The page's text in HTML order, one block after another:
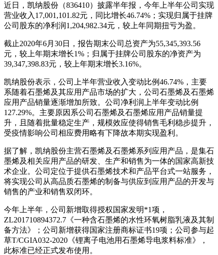
近日，凯纳股份（836410）披露半年报，今年上半年公司实现
营业收入17,001,101.82元，同比增长46.74%；实现归属于挂牌
公司股东的净利润1,204,982.34元，较上年同期扭亏为盈。
截止2020年6月30日，报告期末公司总资产为55,345,393.56
元，较上年期末增长1%；归属于挂牌公司股东的净资产为
39,347,398.83元，较上年期末增长3.16%。
凯纳股份表示，公司上半年营业收入变动比例46.74%，主要
系随着石墨烯及其应用产品市场的扩大，公司石墨烯及石墨烯
应用产品销量逐渐增加所致。公司净利润上半年变动比例
127.29%。主要原因系公司石墨烯及石墨烯应用产品销量提
升，且随着批量稳定生产，规模效应使得销售毛利稳步提升，
受疫情影响公司相应费用略有下降故本期实现盈利。
据了解，凯纳股份主营石墨烯及石墨烯系列应用产品，是集石
墨烯及相关应用产品的研发、生产和销售为一体的国家高新技
术企业。公司定位于提供石墨烯技术和产品平台式一站服务，
将实现公司从高品质石墨烯的制备与供应到应用产品的开发与
销售的产业和销售双闭环。
今年上半年，公司新增取得授权国家发明*1项，
ZL201710894372.7《一种含石墨烯的水性环氧树脂乳液及其制
备方法》；公司新增获得国家注册商标证书19项；公司参与起
草T/CGIA032-2020《锂离子电池用石墨烯导电浆料标准》，
此标准已经正式发布使用。